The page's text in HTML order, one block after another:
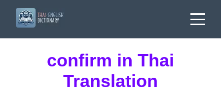
confirm in Thai
Translation